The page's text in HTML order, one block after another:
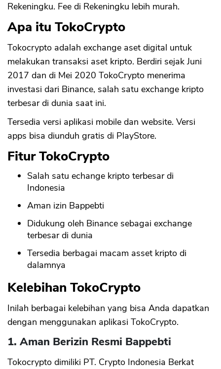
Rekeningku. Fee di Rekeningku lebih murah.
Apa itu TokoCrypto
Tokocrypto adalah exchange aset digital untuk
melakukan transaksi aset kripto. Berdiri sejak Juni
2017 dan di Mei 2020 TokoCrypto menerima
investasi dari Binance, salah satu exchange kripto
terbesar di dunia saat ini.
Tersedia versi aplikasi mobile dan website. Versi
apps bisa diunduh gratis di PlayStore.
Fitur TokoCrypto
Salah satu echange kripto terbesar di
Indonesia
Aman izin Bappebti
Didukung oleh Binance sebagai exchange
terbesar di dunia
Tersedia berbagai macam asset kripto di
dalamnya
Kelebihan TokoCrypto
Inilah berbagai kelebihan yang bisa Anda dapatkan
dengan menggunakan aplikasi TokoCrypto.
1. Aman Berizin Resmi Bappebti
Tokocrypto dimiliki PT. Crypto Indonesia Berkat